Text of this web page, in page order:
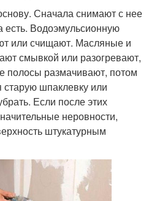
Сначала снимают с нее
есть. Водоэмульсионную
или счищают. Масляные и
смывкой или разогревают,
полосы размачивают, потом
шпаклевку или
Если после этих
неровности,
штукатурным